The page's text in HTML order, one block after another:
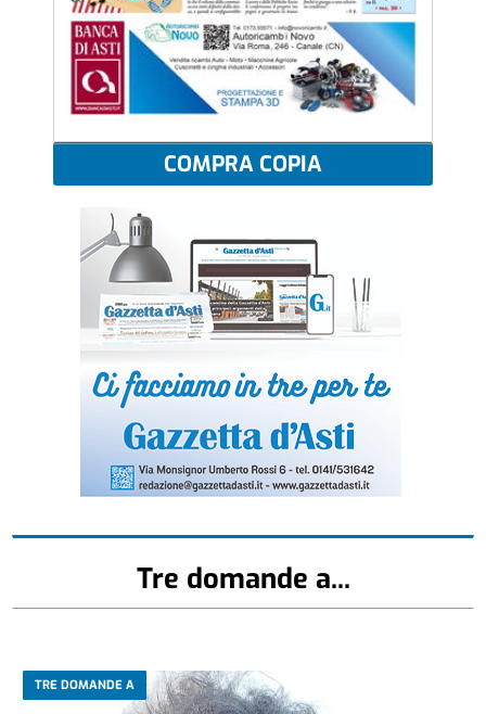
COMPRA COPIA
Tre domande a...
TRE DOMANDE A